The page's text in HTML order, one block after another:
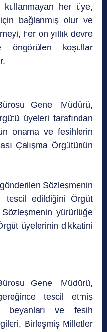
kullanmayan her üye,
bağlanmış olur ve
her on yıllık devre
öngörülen koşullar
Genel Müdürü,
üyeleri tarafından
onama ve fesihlerin
Çalışma Örgütünün
Sözleşmenin
tescil edildiğini Örgüt
yürürlüğe
üyelerinin dikkatini
Genel Müdürü,
tescil etmiş
beyanları ve fesih
Birleşmiş Milletler